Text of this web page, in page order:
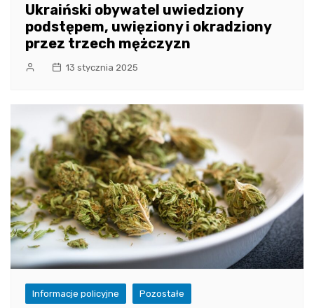
Ukraiński obywatel uwiedziony
podstępem, uwięziony i okradziony
przez trzech mężczyzn
13 stycznia 2025
Informacje policyjne Pozostałe